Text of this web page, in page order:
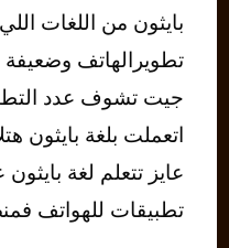
بايثون من اللغات
تطويرالهاتف وضعيفة
جيت تشوف عدد
اتعملت بلغة بايثون
عايز تتعلم لغة
تطبيقات للهواتف